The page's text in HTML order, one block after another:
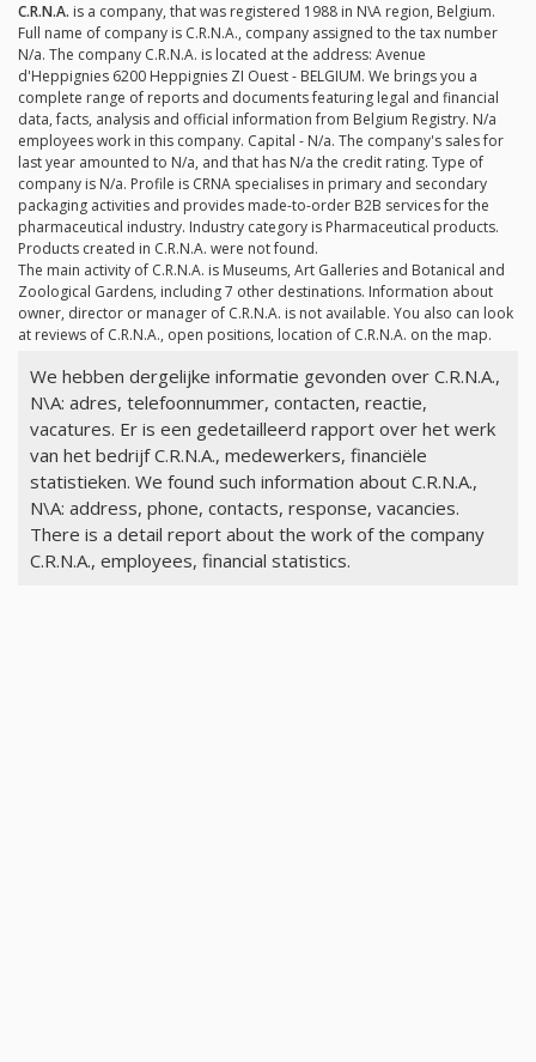
C.R.N.A. is a company, that was registered 1988 in N\A region, Belgium.
Full name of company is C.R.N.A., company assigned to the tax number
N/a. The company C.R.N.A. is located at the address: Avenue
d'Heppignies 6200 Heppignies ZI Ouest - BELGIUM. We brings you a
complete range of reports and documents featuring legal and financial
data, facts, analysis and official information from Belgium Registry. N/a
employees work in this company. Capital - N/a. The company's sales for
last year amounted to N/a, and that has N/a the credit rating. Type of
company is N/a. Profile is CRNA specialises in primary and secondary
packaging activities and provides made-to-order B2B services for the
pharmaceutical industry. Industry category is Pharmaceutical products.
Products created in C.R.N.A. were not found.
The main activity of C.R.N.A. is Museums, Art Galleries and Botanical and
Zoological Gardens, including 7 other destinations. Information about
owner, director or manager of C.R.N.A. is not available. You also can look
at reviews of C.R.N.A., open positions, location of C.R.N.A. on the map.
We hebben dergelijke informatie gevonden over C.R.N.A.,
N\A: adres, telefoonnummer, contacten, reactie,
vacatures. Er is een gedetailleerd rapport over het werk
van het bedrijf C.R.N.A., medewerkers, financiële
statistieken. We found such information about C.R.N.A.,
N\A: address, phone, contacts, response, vacancies.
There is a detail report about the work of the company
C.R.N.A., employees, financial statistics.